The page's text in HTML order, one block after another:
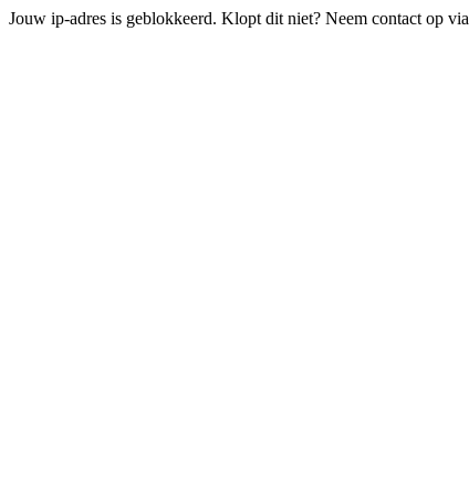
Jouw ip-adres is geblokkeerd. Klopt dit niet? Neem contact op via